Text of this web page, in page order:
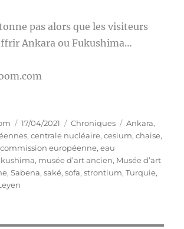
pas alors que les visiteurs
Ankara ou Fukushima…
Publié
le
17/04/2021 Catégories
Chroniques Étiquettes
Ankara,
,centrale nucléaire,cesium,chaise,
commission européenne,eau
, musée d’art ancien, Musée d’art
,Sabena,saké,sofa,strontium,Turquie,